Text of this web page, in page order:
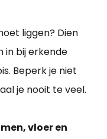
liggen? Dien
in bij erkende
Beperk je niet
je nooit te veel.
vloer en